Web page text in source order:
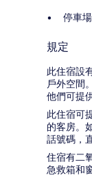
停車
規定
此住宿設
戶外空間
他們可提
此住宿可
的客房。
話號碼，
住宿有二
急救箱和